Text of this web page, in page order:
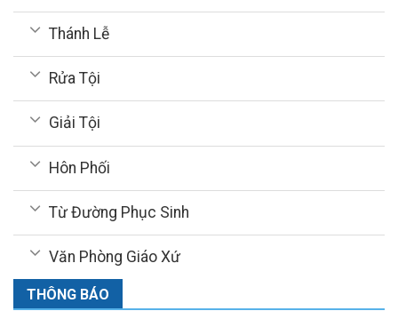
Thánh Lễ
Rửa Tội
Giải Tội
Hôn Phối
Từ Đường Phục Sinh
Văn Phòng Giáo Xứ
THÔNG BÁO